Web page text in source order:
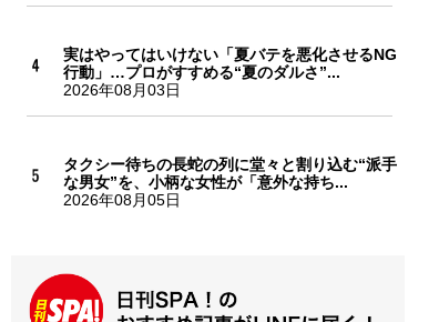
実はやってはいけない「夏バテを悪化させるNG
行動」…プロがすすめる“夏のダルさ”...
2026年08月03日
タクシー待ちの長蛇の列に堂々と割り込む“派手
な男女”を、小柄な女性が「意外な持ち...
2026年08月05日